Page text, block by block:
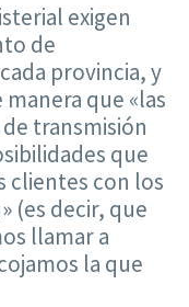
exigen
de
provincia, y
que «las
transmisión
que
clientes con los
(es decir, que
llamar a
la que